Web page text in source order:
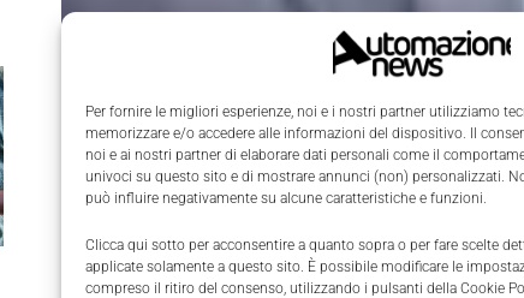
Per fornire le migliori esperienze, noi e i nostri partner utilizziamo
memorizzare e/o accedere alle informazioni del dispositivo. Il
noi e ai nostri partner di elaborare dati personali come il
univoci su questo sito e di mostrare annunci (non) personalizzati.
può influire negativamente su alcune caratteristiche e funzioni.
Clicca qui sotto per acconsentire a quanto sopra o per fare scelte
applicate solamente a questo sito. È possibile modificare le
compreso il ritiro del consenso, utilizzando i pulsanti della Cookie